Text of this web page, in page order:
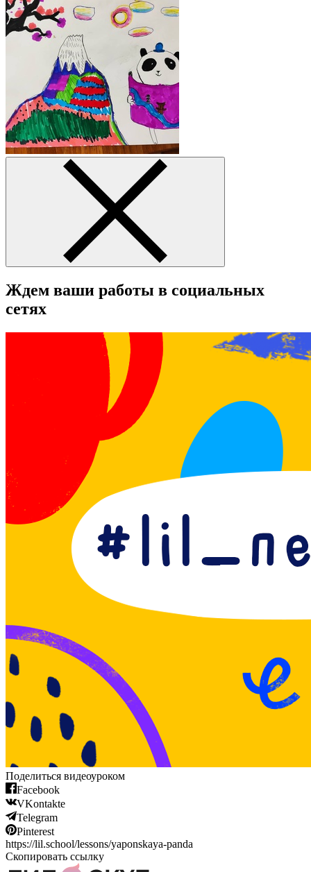
Ждем ваши работы в социальных
сетях
Поделиться видеоуроком
Facebook
VKontakte
Telegram
Pinterest
https://lil.school/lessons/yaponskaya-panda
Скопировать ссылку